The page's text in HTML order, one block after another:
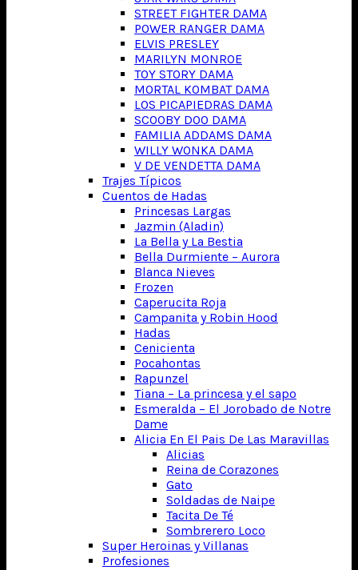
STREET FIGHTER DAMA
POWER RANGER DAMA
ELVIS PRESLEY
MARILYN MONROE
TOY STORY DAMA
MORTAL KOMBAT DAMA
LOS PICAPIEDRAS DAMA
SCOOBY DOO DAMA
FAMILIA ADDAMS DAMA
WILLY WONKA DAMA
V DE VENDETTA DAMA
Trajes Típicos
Cuentos de Hadas
Princesas Largas
Jazmin (Aladin)
La Bella y La Bestia
Bella Durmiente – Aurora
Blanca Nieves
Frozen
Caperucita Roja
Campanita y Robin Hood
Hadas
Cenicienta
Pocahontas
Rapunzel
Tiana – La princesa y el sapo
Esmeralda – El Jorobado de Notre
Dame
Alicia En El Pais De Las Maravillas
Alicias
Reina de Corazones
Gato
Soldadas de Naipe
Tacita De Té
Sombrerero Loco
Super Heroinas y Villanas
Profesiones